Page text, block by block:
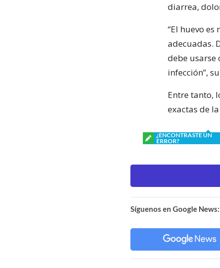
diarrea,
“El huevo
adecuadas.
debe
infección”,
Entre tanto,
exactas de
¿ENCONTRASTE UN
ERROR?
Síguenos en Google News: